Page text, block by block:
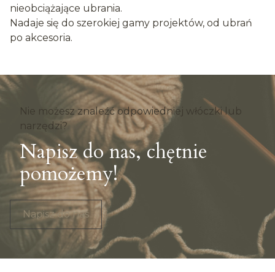
nieobciążające ubrania.
Nadaje się do szerokiej gamy projektów, od ubrań
po akcesoria.
Nie możesz znaleźć odpowiedniej włóczki lub
narzędzi?
Napisz do nas, chętnie
pomożemy!
Napisz do nas